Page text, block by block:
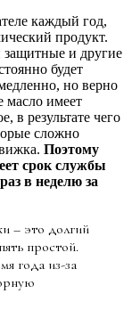
каждый год,
продукт.
защитные и другие
будет
но верно
масло имеет
в результате чего
сложно
Поэтому
срок службы
в неделю за
– это долгий
простой.
года из-за